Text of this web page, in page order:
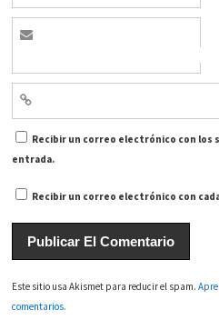
Recibir un correo electrónico con
entrada.
Recibir un correo electrónico con
Este sitio usa Akismet para reducir el spam.
comentarios.